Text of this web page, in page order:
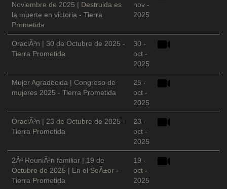
Noviembre de 2025 | Destruida es
la muerte en victoria - Tierra
Prometida
nov -
2025
OraciÃ³n | 30 de Octubre de 2025 -
Tierra Prometida
30 -
oct -
2025
Mujer Agradecida | Congreso de
mujeres 2025 - Tierra Prometida
25 -
oct -
2025
OraciÃ³n | 23 de Octubre de 2025 -
Tierra Prometida
23 -
oct -
2025
2Âª ReuniÃ³n familiar | 19 de
Octubre de 2025 | En el SeÃ±or -
Tierra Prometida
19 -
oct -
2025